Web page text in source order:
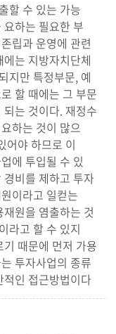
할 수 있는 가능
하는 필요한 부
립과 운영에 관련
는 지방자치단체
지만 특정부문, 예
할 때에는 그 부문
는 것이다. 재정수
하는 것이 많으
어야 하므로 이
에 투입될 수 있
비를 제하고 투자
이라고 일컫는
원을 염출하는 것
라고 할 수 있지
때문에 먼저 가용
투자사업의 종류
인 접근방법이다